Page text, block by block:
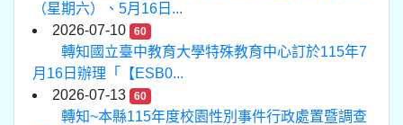
（星期六）、5月16日...
2026-07-10
60
轉知國立臺中教育大學特殊教育中心訂於115年7
月16日辦理「【ESB0...
2026-07-13
60
轉知~本縣115年度校園性別事件行政處置暨調查